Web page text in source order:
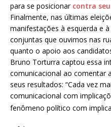
para se posicionar contra
Finalmente, nas últimas
manifestações à esquerda e
conjuntas que ouvimos nas
quanto o apoio aos
Bruno Torturra captou essa
comunicacional ao comentar
seus resultados: “Cada vez
comunicacional com
fenômeno político com